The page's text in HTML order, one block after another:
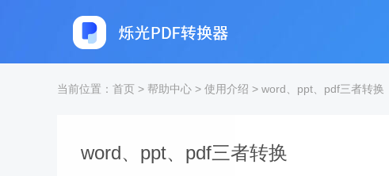
当前位置： 首页 > 帮助中心 > 使用介绍 > word、ppt、pdf三者转换
word、ppt、pdf三者转换